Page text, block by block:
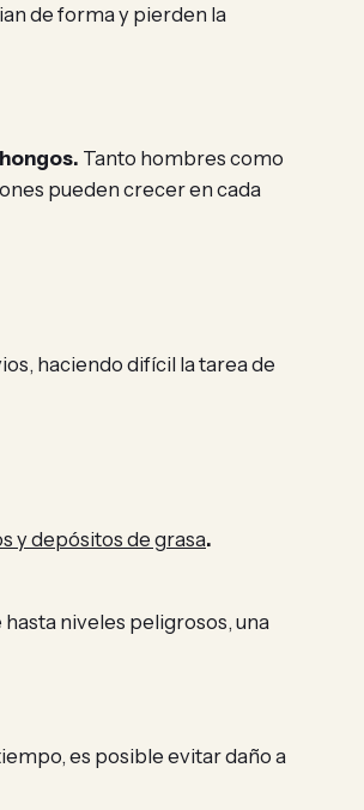
de forma y pierden la
Tanto hombres como
pueden crecer en cada
haciendo difícil la tarea de
y depósitos de grasa.
niveles peligrosos, una
es posible evitar daño a